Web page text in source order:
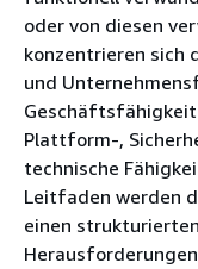
oder von diesen
konzentrieren sich
und
Plattform-,
technische
Leitfaden werden
einen